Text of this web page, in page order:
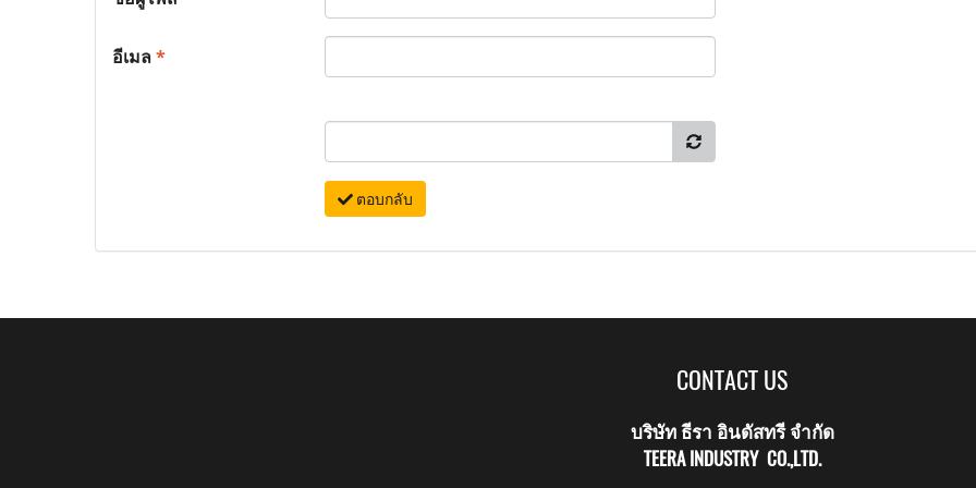
อีเมล*
ตอบกลับ
CONTACT US
บริษัท ธีรา อินดัสทรี จำกัด
TEERA INDUSTRY CO.,LTD.